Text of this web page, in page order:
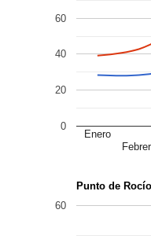
Enero
0
20
40
60
Punto de
60